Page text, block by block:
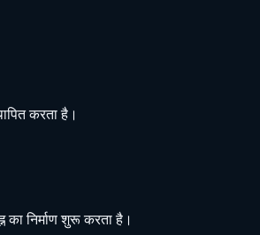
करता है।
का निर्माण शुरू करता है।